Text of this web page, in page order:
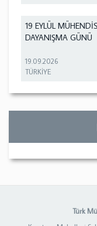
19 EYLÜL
DAYANIŞMA GÜNÜ
19.09.2026
TÜRKİYE
Türk